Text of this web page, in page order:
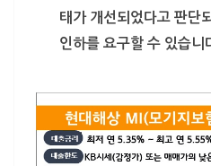
태가 개선되었다고 판단
인하를 요구할 수 있습니